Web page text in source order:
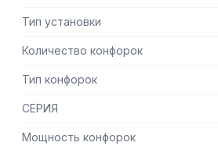
Тип установки
Количество конфорок
Тип конфорок
СЕРИЯ
Мощность конфорок